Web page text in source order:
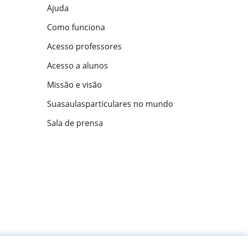
Ajuda
Como funciona
Acesso professores
Acesso a alunos
Missão e visão
Suasaulasparticulares no mundo
Sala de prensa